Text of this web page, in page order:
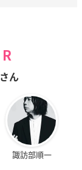
ん
諏訪部順一